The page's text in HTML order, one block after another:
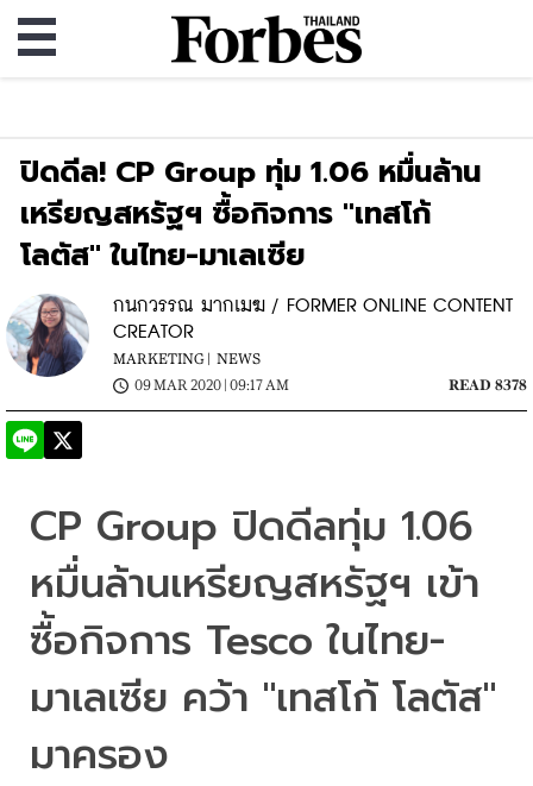
ปิดดีล! CP Group ทุ่ม 1.06 หมื่นล้าน
เหรียญสหรัฐฯ ซื้อกิจการ "เทสโก้
โลตัส" ในไทย-มาเลเซีย
กนกวรรณ มากเมฆ / FORMER ONLINE CONTENT
CREATOR
MARKETING |
NEWS
09 MAR 2020 | 09:17 AM
READ 8378
CP Group ปิดดีลทุ่ม 1.06
หมื่นล้านเหรียญสหรัฐฯ เข้า
ซื้อกิจการ Tesco ในไทย-
มาเลเซีย คว้า "เทสโก้ โลตัส"
มาครอง